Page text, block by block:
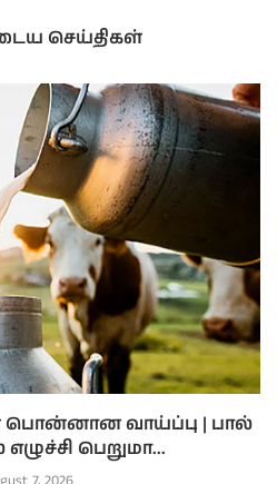
செய்திகள்
வாய்ப்பு | பால்
பெறுமா...